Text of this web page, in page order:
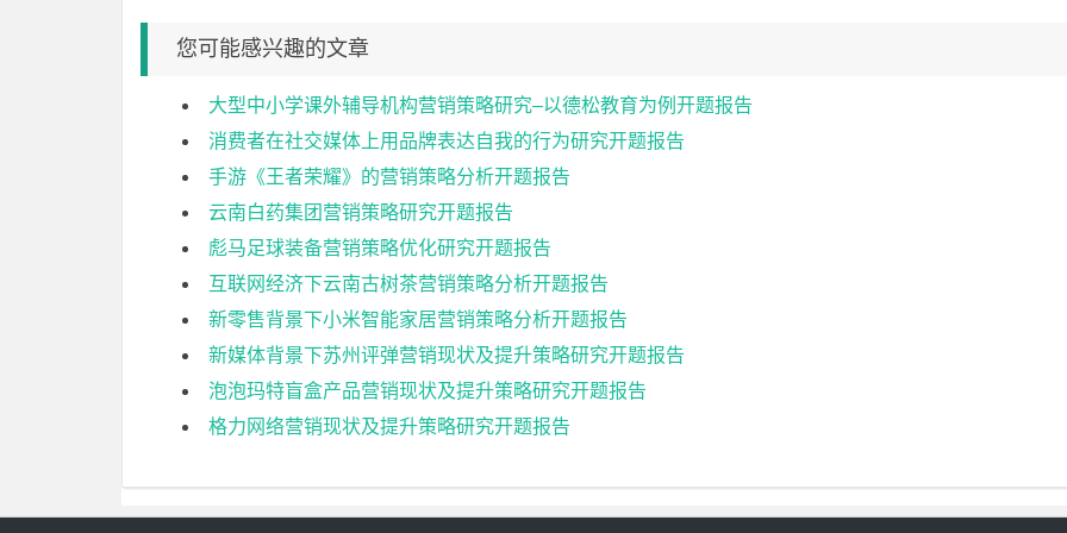
您可能感兴趣的文章
大型中小学课外辅导机构营销策略研究–以德松教育为例开题报告
消费者在社交媒体上用品牌表达自我的行为研究开题报告
手游《王者荣耀》的营销策略分析开题报告
云南白药集团营销策略研究开题报告
彪马足球装备营销策略优化研究开题报告
互联网经济下云南古树茶营销策略分析开题报告
新零售背景下小米智能家居营销策略分析开题报告
新媒体背景下苏州评弹营销现状及提升策略研究开题报告
泡泡玛特盲盒产品营销现状及提升策略研究开题报告
格力网络营销现状及提升策略研究开题报告